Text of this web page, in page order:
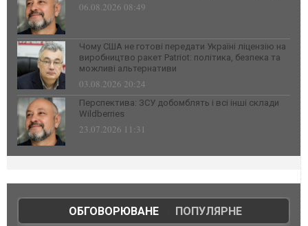
06.08.2026 08:49
Чому США не готові передати Україні ліцензію на
виробництво ракет Patriot: політика, безпека та
можливі альтернативи
03.08.2026 20:24
Перспектива: ЗСУ добомблять і всі інші склади
Wildberries
23.07.2026 11:31
ОБГОВОРЮВАНЕ| ПОПУЛЯРНЕ